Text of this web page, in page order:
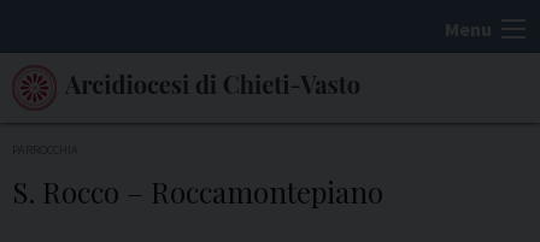
k
Menu
S. Rocco – Roccamontepiano